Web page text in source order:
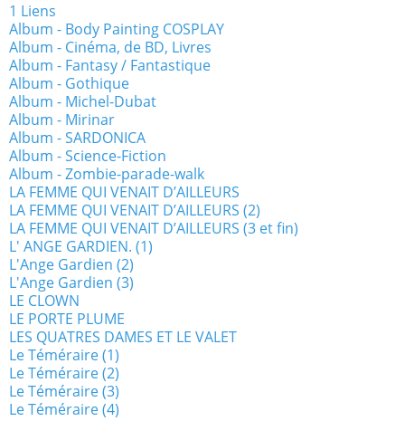
1 Liens
Album - Body Painting COSPLAY
Album - Cinéma, de BD, Livres
Album - Fantasy / Fantastique
Album - Gothique
Album - Michel-Dubat
Album - Mirinar
Album - SARDONICA
Album - Science-Fiction
Album - Zombie-parade-walk
LA FEMME QUI VENAIT D’AILLEURS
LA FEMME QUI VENAIT D’AILLEURS (2)
LA FEMME QUI VENAIT D’AILLEURS (3 et fin)
L' ANGE GARDIEN. (1)
L'Ange Gardien (2)
L'Ange Gardien (3)
LE CLOWN
LE PORTE PLUME
LES QUATRES DAMES ET LE VALET
Le Téméraire (1)
Le Téméraire (2)
Le Téméraire (3)
Le Téméraire (4)